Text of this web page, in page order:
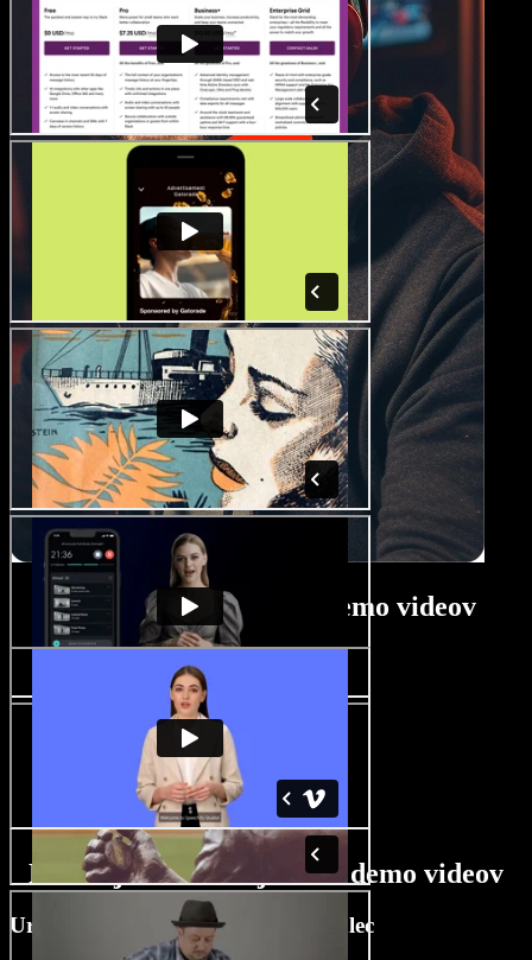
Vodič za ustvarjalnik demo videov
Funkcije AI ustvarjalnika demo videov
Urejajte demo videe kot profesionalec